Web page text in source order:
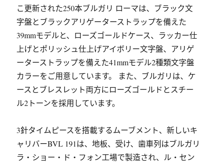
こ更新された250本ブルガリ ローマは、ブラック文
字盤とブラックアリゲーターストラップを備えた
39mmモデルと、ローズゴールドケース、ラッカー仕
上げとポリッシュ仕上げアイボリー文字盤、アリゲ
ーターストラップを備えた41mmモデル2種類文字盤
カラーをご用意しています。 また、ブルガリは、ケ
ースとブレスレット両方にローズゴールドとスチー
ル2トーンを採用しています。
3針タイムピースを搭載するムーブメント、新しいキ
ャリバーBVL 191は、地板、受け、歯車列はブルガリ
ラ・ショー・ド・フォン工場で製造され、ル・セン